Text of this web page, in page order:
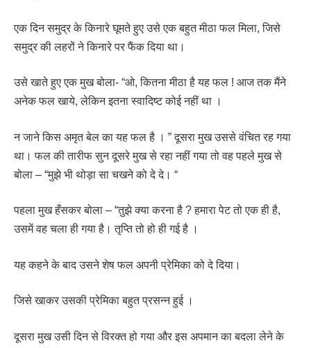
एक दिन समुद्र के किनारे घूमते हुए उसे एक बहुत मीठा फल मिला, जिसे
समुद्र की लहरों ने किनारे पर फैंक दिया था।
उसे खाते हुए एक मुख बोला- “ओ, कितना मीठा है यह फल ! आज तक मैंने
अनेक फल खाये, लेकिन इतना स्वादिष्ट कोई नहीं था ।
न जाने किस अमृत बेल का यह फल है । ” दूसरा मुख उससे वंचित रह गया
था। फल की तारीफ सुन दूसरे मुख से रहा नहीं गया तो वह पहले मुख से
बोला – “मुझे भी थोड़ा सा चखने को दे दे। “
पहला मुख हँसकर बोला – “तुझे क्या करना है ? हमारा पेट तो एक ही है,
उसमें वह चला ही गया है। तृप्ति तो हो ही गई है ।
यह कहने के बाद उसने शेष फल अपनी प्रेमिका को दे दिया।
जिसे खाकर उसकी प्रेमिका बहुत प्रसन्न हुई ।
दूसरा मुख उसी दिन से विरक्त हो गया और इस अपमान का बदला लेने के